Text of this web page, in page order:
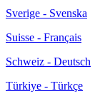
Sverige - Svenska
Suisse - Français
Schweiz - Deutsch
Türkiye - Türkçe